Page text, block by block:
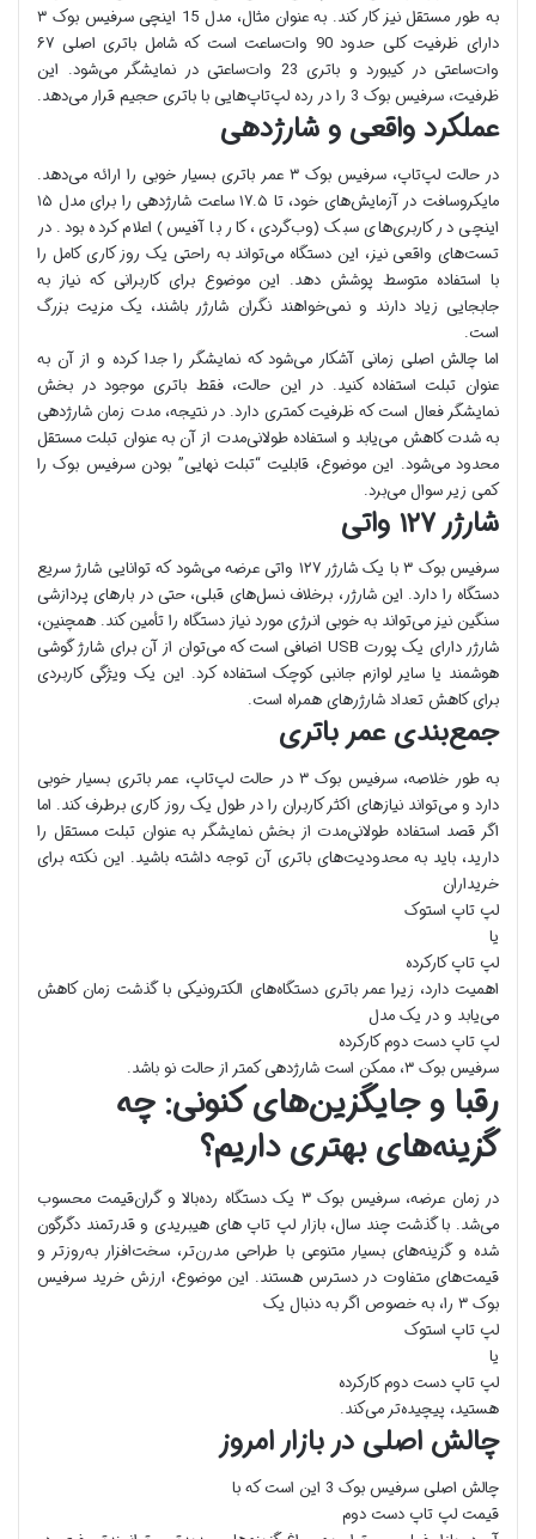
به طور مستقل نیز کار کند. به عنوان مثال، مدل 15 اینچی سرفیس بوک ۳
دارای ظرفیت کلی حدود 90 وات‌ساعت است که شامل باتری اصلی ۶۷
وات‌ساعتی در کیبورد و باتری 23 وات‌ساعتی در نمایشگر می‌شود. این
ظرفیت، سرفیس بوک 3 را در رده لپ‌تاپ‌هایی با باتری حجیم قرار می‌دهد.
عملکرد واقعی و شارژدهی
در حالت لپ‌تاپ، سرفیس بوک ۳ عمر باتری بسیار خوبی را ارائه می‌دهد.
مایکروسافت در آزمایش‌های خود، تا ۱۷.۵ ساعت شارژدهی را برای مدل ۱۵
اینچی در کاربری‌های سبک (وب‌گردی، کار با آفیس) اعلام کرده بود. در
تست‌های واقعی نیز، این دستگاه می‌تواند به راحتی یک روز کاری کامل را
با استفاده متوسط پوشش دهد. این موضوع برای کاربرانی که نیاز به
جابجایی زیاد دارند و نمی‌خواهند نگران شارژر باشند، یک مزیت بزرگ
است.
اما چالش اصلی زمانی آشکار می‌شود که نمایشگر را جدا کرده و از آن به
عنوان تبلت استفاده کنید. در این حالت، فقط باتری موجود در بخش
نمایشگر فعال است که ظرفیت کمتری دارد. در نتیجه، مدت زمان شارژدهی
به شدت کاهش می‌یابد و استفاده طولانی‌مدت از آن به عنوان تبلت مستقل
محدود می‌شود. این موضوع، قابلیت “تبلت نهایی” بودن سرفیس بوک را
کمی زیر سوال می‌برد.
شارژر ۱۲۷ واتی
سرفیس بوک ۳ با یک شارژر ۱۲۷ واتی عرضه می‌شود که توانایی شارژ سریع
دستگاه را دارد. این شارژر، برخلاف نسل‌های قبلی، حتی در بارهای پردازشی
سنگین نیز می‌تواند به خوبی انرژی مورد نیاز دستگاه را تأمین کند. همچنین،
شارژر دارای یک پورت USB اضافی است که می‌توان از آن برای شارژ گوشی
هوشمند یا سایر لوازم جانبی کوچک استفاده کرد. این یک ویژگی کاربردی
برای کاهش تعداد شارژرهای همراه است.
جمع‌بندی عمر باتری
به طور خلاصه، سرفیس بوک ۳ در حالت لپ‌تاپ، عمر باتری بسیار خوبی
دارد و می‌تواند نیازهای اکثر کاربران را در طول یک روز کاری برطرف کند. اما
اگر قصد استفاده طولانی‌مدت از بخش نمایشگر به عنوان تبلت مستقل را
دارید، باید به محدودیت‌های باتری آن توجه داشته باشید. این نکته برای
خریداران
لپ تاپ استوک
یا
لپ تاپ کارکرده
اهمیت دارد، زیرا عمر باتری دستگاه‌های الکترونیکی با گذشت زمان کاهش
می‌یابد و در یک مدل
لپ تاپ دست دوم کارکرده
سرفیس بوک ۳، ممکن است شارژدهی کمتر از حالت نو باشد.
رقبا و جایگزین‌های کنونی: چه
گزینه‌های بهتری داریم؟
در زمان عرضه، سرفیس بوک ۳ یک دستگاه رده‌بالا و گران‌قیمت محسوب
می‌شد. با گذشت چند سال، بازار لپ تاپ های هیبریدی و قدرتمند دگرگون
شده و گزینه‌های بسیار متنوعی با طراحی مدرن‌تر، سخت‌افزار به‌روزتر و
قیمت‌های متفاوت در دسترس هستند. این موضوع، ارزش خرید سرفیس
بوک ۳ را، به خصوص اگر به دنبال یک
لپ تاپ استوک
یا
لپ تاپ دست دوم کارکرده
هستید، پیچیده‌تر می‌کند.
چالش اصلی در بازار امروز
چالش اصلی سرفیس بوک 3 این است که با
قیمت لپ تاپ دست دوم